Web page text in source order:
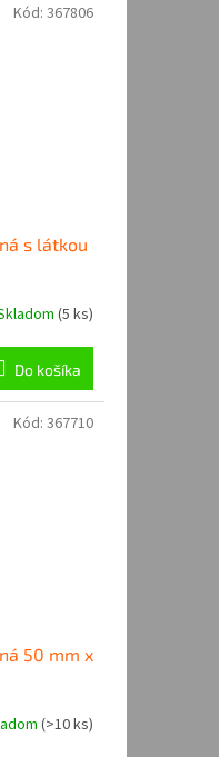
s látkou
(5 ks)
Do košíka
Kód: 367806
50 mm x
(>10 ks)
Kód: 367710